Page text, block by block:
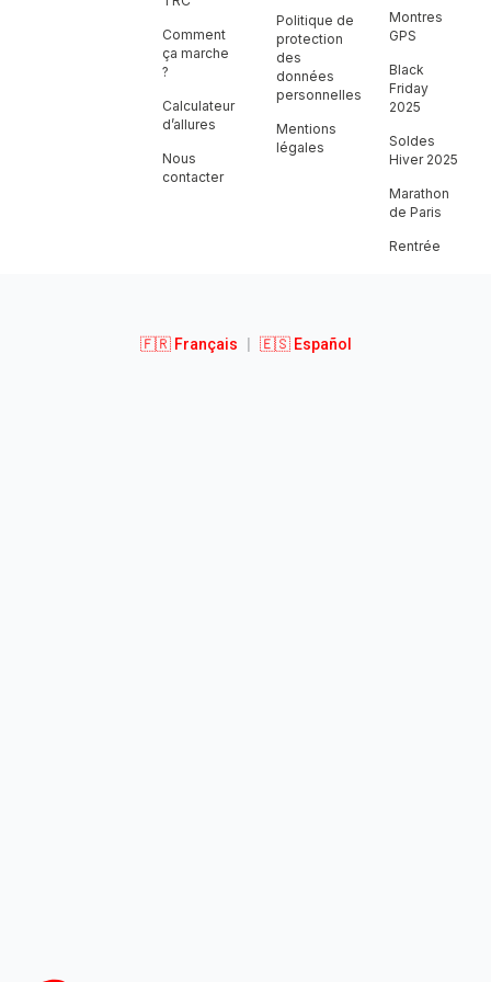
Comment
ça marche
?
Calculateur
d’allures
Nous
contacter
Politique de
protection
des
données
personnelles
Mentions
légales
Montres
GPS
Black
Friday
2025
Soldes
Hiver 2025
Marathon
de Paris
Rentrée
🇫🇷 Français 🇪🇸 Español